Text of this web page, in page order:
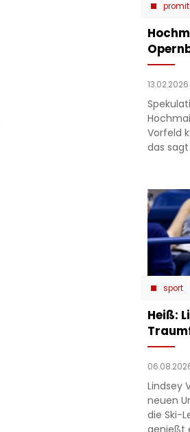
13.02.2026
Vorfeld
das
sport
Heiß:
Lindsey
neuen
die Ski-
genießt